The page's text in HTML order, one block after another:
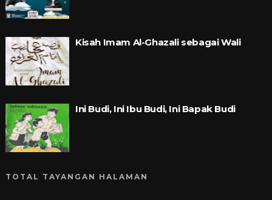
Kisah Imam Al-Ghazali sebagai Wali
Ini Budi, Ini Ibu Budi, Ini Bapak Budi
TOTAL TAYANGAN HALAMAN